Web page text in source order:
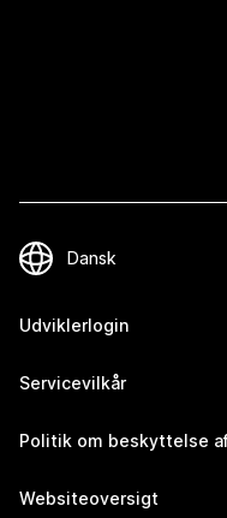
Udviklerlogin
Servicevilkår
Politik om beskyttelse
Websiteoversigt